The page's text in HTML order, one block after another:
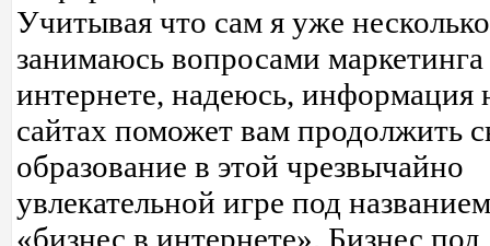
Учитывая что сам я уже
занимаюсь вопросами маркетинга
интернете, надеюсь, информация
сайтах поможет вам продолжить
образование в этой чрезвычайно
увлекательной игре под названием
«бизнес в интернете». Бизнес под